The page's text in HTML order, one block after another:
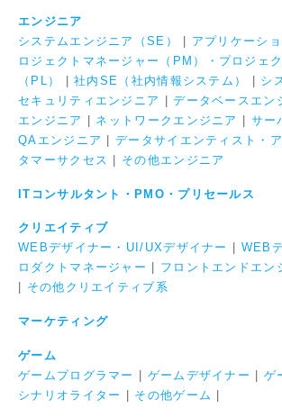
エンジニア
システムエンジニア（SE）
アプリケーシ
ロジェクトマネージャー（PM）・プロジェ
（PL）
|社内SE（社内情報システム） シ
セキュリティエンジニア
|データベースエン
エンジニア
ネットワークエンジニア サー
QAエンジニア
|データサイエンティスト・
タマーサクセス
その他エンジニア
ITコンサルタント・PMO・プリセールス
クリエイティブ
WEBデザイナー・UI/UXデザイナー
WEB
ロダクトマネージャー
フロントエンドエン
その他クリエイティブ系
マーケティング
ゲーム
ゲームプログラマー | ゲームデザイナー | ゲ
シナリオライター | その他ゲーム |